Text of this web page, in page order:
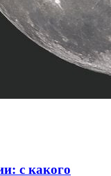
с какого